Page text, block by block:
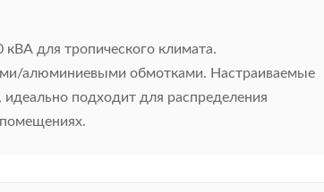
для тропического климата.
алюминиевыми обмотками. Настраиваемые
идеально подходит для распределения